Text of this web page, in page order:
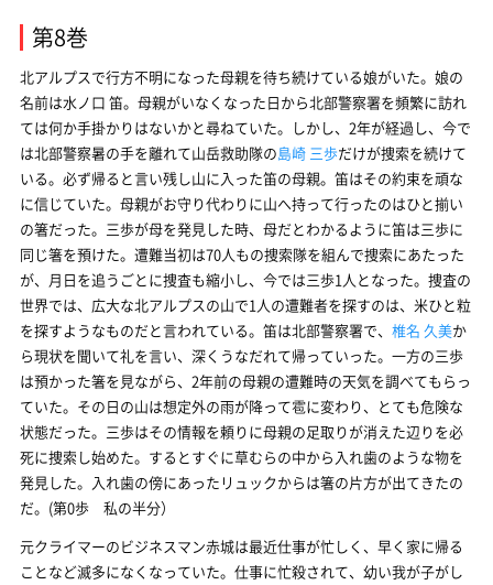
第8巻
北アルプスで行方不明になった母親を待ち続けている娘がいた。娘の
名前は水ノ口 笛。母親がいなくなった日から北部警察署を頻繁に訪れ
ては何か手掛かりはないかと尋ねていた。しかし、2年が経過し、今で
は北部警察暑の手を離れて山岳救助隊の島崎 三歩だけが捜索を続けて
いる。必ず帰ると言い残し山に入った笛の母親。笛はその約束を頑な
に信じていた。母親がお守り代わりに山へ持って行ったのはひと揃い
の箸だった。三歩が母を発見した時、母だとわかるように笛は三歩に
同じ箸を預けた。遭難当初は70人もの捜索隊を組んで捜索にあたった
が、月日を追うごとに捜査も縮小し、今では三歩1人となった。捜査の
世界では、広大な北アルプスの山で1人の遭難者を探すのは、米ひと粒
を探すようなものだと言われている。笛は北部警察署で、 椎名 久美か
ら現状を聞いて礼を言い、深くうなだれて帰っていった。一方の三歩
は預かった箸を見ながら、2年前の母親の遭難時の天気を調べてもらっ
ていた。その日の山は想定外の雨が降って雹に変わり、とても危険な
状態だった。三歩はその情報を頼りに母親の足取りが消えた辺りを必
死に捜索し始めた。するとすぐに草むらの中から入れ歯のような物を
発見した。入れ歯の傍にあったリュックからは箸の片方が出てきたの
だ。(第0歩 私の半分）
元クライマーのビジネスマン赤城は最近仕事が忙しく、早く家に帰る
ことなど滅多になくなっていた。仕事に忙殺されて、幼い我が子がし